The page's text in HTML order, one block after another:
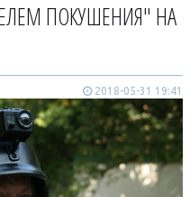
ПОКУШЕНИЯ" НА
2018-05-31 19:41